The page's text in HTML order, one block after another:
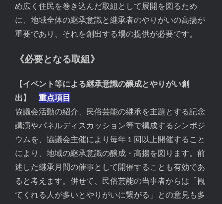
め広く住民を巻き込んだ取組として展開を図るため
に、地域全体の継承意識と継承者のやりがいの高揚が
重要であり、それを創出する場の提供が必要です。
《必要となる取組》
【イベント等による継承意識の醸成とやりがい創
出】 重点項目
協議会活動の紹介、民俗芸能の継承を主題とする記念
講演やパネルディスカッション等で構成するシンポジ
ウムを、協議会主催により毎年１回以上開催すること
により、地域の継承意識の醸成・高揚を図ります。前
述した継承月間の催事として開催することも有効であ
ると考えます。併せて、民俗芸能の当事者からは「観
てくれる人が多いとやりがいに繋がる」との意見も多